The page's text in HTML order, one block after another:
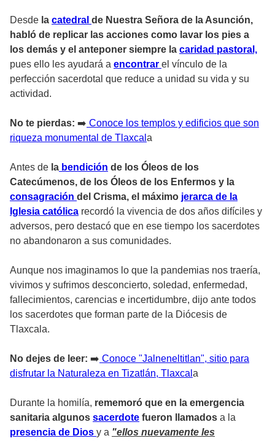
Desde la catedral de Nuestra Señora de la Asunción,
habló de replicar las acciones como lavar los pies a
los demás y el anteponer siempre la caridad pastoral,
pues ello les ayudará a encontrar el vínculo de la
perfección sacerdotal que reduce a unidad su vida y su
actividad.
No te pierdas: ➡️ Conoce los templos y edificios que son
riqueza monumental de Tlaxcal a
Antes de la bendición de los Óleos de los
Catecúmenos, de los Óleos de los Enfermos y la
consagración del Crisma, el máximo jerarca de la
Iglesia católica recordó la vivencia de dos años difíciles y
adversos, pero destacó que en ese tiempo los sacerdotes
no abandonaron a sus comunidades.
Aunque nos imaginamos lo que la pandemias nos traería,
vivimos y sufrimos desconcierto, soledad, enfermedad,
fallecimientos, carencias e incertidumbre, dijo ante todos
los sacerdotes que forman parte de la Diócesis de
Tlaxcala.
No dejes de leer: ➡️ Conoce "Jalneneltitlan", sitio para
disfrutar la Naturaleza en Tizatlán, Tlaxcal a
Durante la homilía, rememoró que en la emergencia
sanitaria algunos sacerdote fueron llamados a la
presencia de Dios y a "ellos nuevamente les